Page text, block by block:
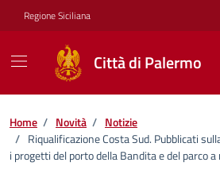
Vai ai contenuti
Vai al footer
Regione Siciliana
Città di Palermo
Home / Novità / Notizie
/ Riqualificazione Costa Sud. Pubblicati
i progetti del porto della Bandita e del parco